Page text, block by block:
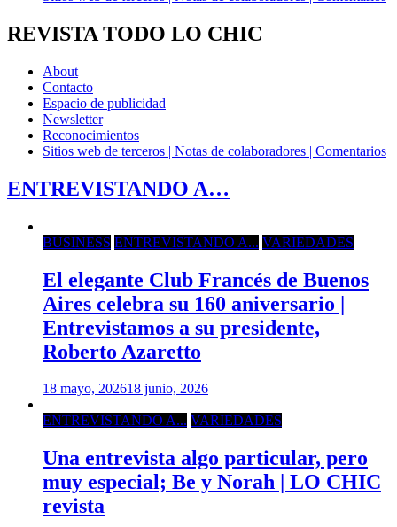
REVISTA TODO LO CHIC
About
Contacto
Espacio de publicidad
Newsletter
Reconocimientos
Sitios web de terceros | Notas de colaboradores | Comentarios
ENTREVISTANDO A…
BUSINESS ENTREVISTANDO A... VARIEDADES
El elegante Club Francés de Buenos
Aires celebra su 160 aniversario |
Entrevistamos a su presidente,
Roberto Azaretto
18 mayo, 202618 junio, 2026
ENTREVISTANDO A... VARIEDADES
Una entrevista algo particular, pero
muy especial; Be y Norah | LO CHIC
revista